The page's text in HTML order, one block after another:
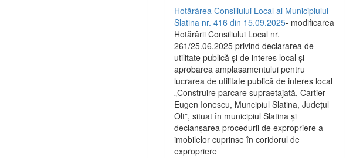
Hotărârea Consiliului Local al Municipiului
Slatina nr. 416 din 15.09.2025- modificarea
Hotărârii Consiliului Local nr.
261/25.06.2025 privind declararea de
utilitate publică și de interes local și
aprobarea amplasamentului pentru
lucrarea de utilitate publică de interes local
„Construire parcare supraetajată, Cartier
Eugen Ionescu, Muncipiul Slatina, Județul
Olt”, situat în municipiul Slatina și
declanșarea procedurii de expropriere a
imobilelor cuprinse în coridorul de
expropriere